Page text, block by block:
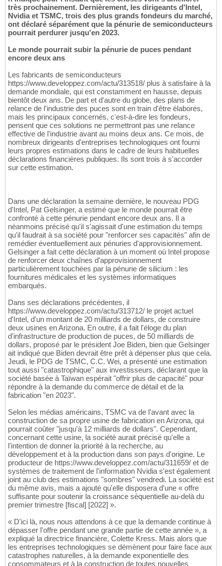
très prochainement. Dernièrement, les dirigeants d'Intel,
Nvidia et TSMC, trois des plus grands fondeurs du marché,
ont déclaré séparément que la pénurie de semiconducteurs
pourrait perdurer jusqu'en 2023.
Le monde pourrait subir la pénurie de puces pendant
encore deux ans
Les fabricants de semiconducteurs
https://www.developpez.com/actu/313518/ plus à satisfaire à la
demande mondiale, qui est constamment en hausse, depuis
bientôt deux ans. De part et d'autre du globe, des plans de
relance de l'industrie des puces sont en train d'être élaborés,
mais les principaux concernés, c'est-à-dire les fondeurs,
pensent que ces solutions ne permettront pas une relance
effective de l'industrie avant au moins deux ans. Ce mois, de
nombreux dirigeants d'entreprises technologiques ont fourni
leurs propres estimations dans le cadre de leurs habituelles
déclarations financières publiques. Ils sont trois à s'accorder
sur cette estimation.
Dans une déclaration la semaine dernière, le nouveau PDG
d'Intel, Pat Gelsinger, a estimé que le monde pourrait être
confronté à cette pénurie pendant encore deux ans. Il a
néanmoins précisé qu'il s'agissait d'une estimation du temps
qu'il faudrait à sa société pour "renforcer ses capacités" afin de
remédier éventuellement aux pénuries d'approvisionnement.
Gelsinger a fait cette déclaration à un moment où Intel propose
de renforcer deux chaînes d'approvisionnement
particulièrement touchées par la pénurie de silicium : les
fournitures médicales et les systèmes informatiques
embarqués.
Dans ses déclarations précédentes, il
https://www.developpez.com/actu/313712/ le projet actuel
d'Intel, d'un montant de 20 milliards de dollars, de construire
deux usines en Arizona. En outre, il a fait l'éloge du plan
d'infrastructure de production de puces, de 50 milliards de
dollars, proposé par le président Joe Biden, bien que Gelsinger
ait indiqué que Biden devrait être prêt à dépenser plus que cela.
Jeudi, le PDG de TSMC, C.C. Wei, a présenté une estimation
tout aussi "catastrophique" aux investisseurs, déclarant que la
société basée à Taïwan espérait "offrir plus de capacité" pour
répondre à la demande du commerce de détail et de la
fabrication "en 2023".
Selon les médias américains, TSMC va de l'avant avec la
construction de sa propre usine de fabrication en Arizona, qui
pourrait coûter "jusqu'à 12 milliards de dollars". Cependant,
concernant cette usine, la société aurait précisé qu'elle a
l'intention de donner la priorité à la recherche, au
développement et à la production dans son pays d'origine. Le
producteur de https://www.developpez.com/actu/311659/ et de
systèmes de traitement de l'information Nvidia s'est également
joint au club des estimations "sombres" vendredi. La société est
du même avis, mais a ajouté qu'elle disposera d'une « offre
suffisante pour soutenir la croissance séquentielle au-delà du
premier trimestre [fiscal] [2022] ».
« D'ici là, nous nous attendons à ce que la demande continue à
dépasser l'offre pendant une grande partie de cette année », a
expliqué la directrice financière, Colette Kress. Mais alors que
les entreprises technologiques se démènent pour faire face aux
catastrophes naturelles, à la demande exponentielle des
consommateurs et à la construction de toutes nouvelles